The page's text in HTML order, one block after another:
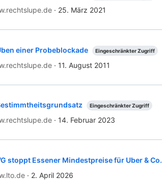
· 25. März 2021
einer Probeblockade Eingeschränkter Zugriff
· 11. August 2011
Eingeschränkter Zugriff
· 14. Februar 2023
stoppt Essener Mindestpreise für Uber & Co.
· 2. April 2026